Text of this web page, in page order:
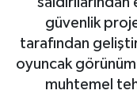
güvenlik
tarafından
oyuncak
muhtemel